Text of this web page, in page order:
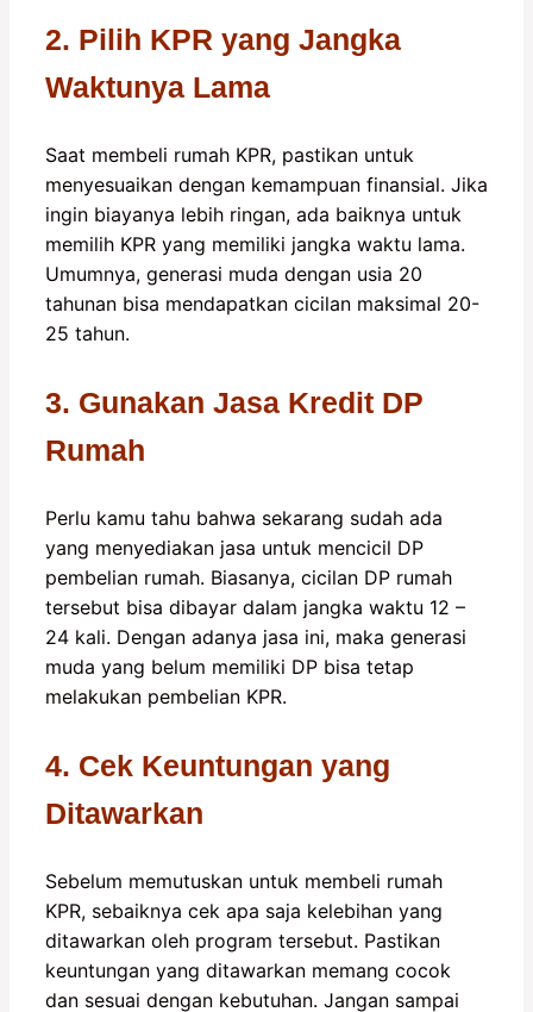
2. Pilih KPR yang Jangka
Waktunya Lama
Saat membeli rumah KPR, pastikan untuk
menyesuaikan dengan kemampuan finansial. Jika
ingin biayanya lebih ringan, ada baiknya untuk
memilih KPR yang memiliki jangka waktu lama.
Umumnya, generasi muda dengan usia 20
tahunan bisa mendapatkan cicilan maksimal 20-
25 tahun.
3. Gunakan Jasa Kredit DP
Rumah
Perlu kamu tahu bahwa sekarang sudah ada
yang menyediakan jasa untuk mencicil DP
pembelian rumah. Biasanya, cicilan DP rumah
tersebut bisa dibayar dalam jangka waktu 12 –
24 kali. Dengan adanya jasa ini, maka generasi
muda yang belum memiliki DP bisa tetap
melakukan pembelian KPR.
4. Cek Keuntungan yang
Ditawarkan
Sebelum memutuskan untuk membeli rumah
KPR, sebaiknya cek apa saja kelebihan yang
ditawarkan oleh program tersebut. Pastikan
keuntungan yang ditawarkan memang cocok
dan sesuai dengan kebutuhan. Jangan sampai